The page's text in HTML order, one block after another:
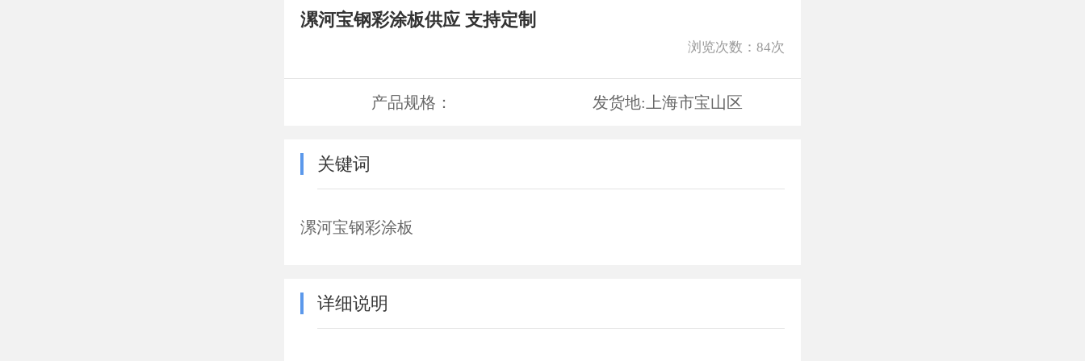
漯河宝钢彩涂板供应 支持定制
浏览次数： 84次
产品规格： 发货地: 上海市宝山区
关键词
漯河宝钢彩涂板
详细说明